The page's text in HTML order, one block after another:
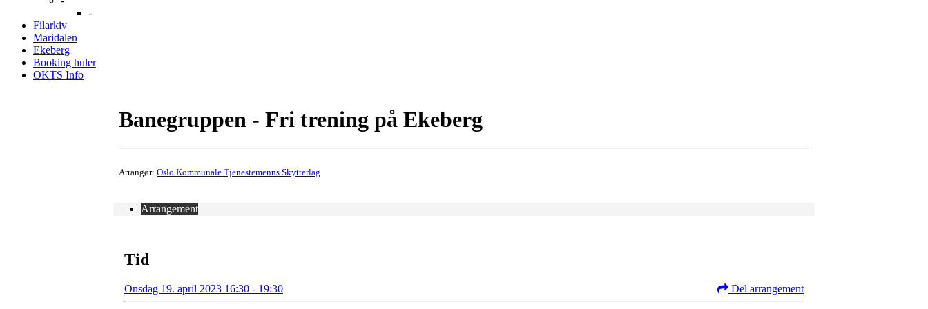
-
Filarkiv
Maridalen
Ekeberg
Booking huler
OKTS Info
Banegruppen - Fri trening på Ekeberg
Arrangør: Oslo Kommunale Tjenestemenns Skytterlag
Arrangement
Tid
Onsdag 19. april 2023 16:30 - 19:30 Del arrangement